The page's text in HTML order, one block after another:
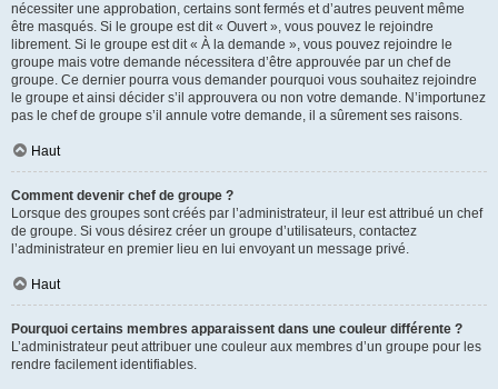
nécessiter une approbation, certains sont fermés et d’autres peuvent même
être masqués. Si le groupe est dit « Ouvert », vous pouvez le rejoindre
librement. Si le groupe est dit « À la demande », vous pouvez rejoindre le
groupe mais votre demande nécessitera d’être approuvée par un chef de
groupe. Ce dernier pourra vous demander pourquoi vous souhaitez rejoindre
le groupe et ainsi décider s’il approuvera ou non votre demande. N’importunez
pas le chef de groupe s’il annule votre demande, il a sûrement ses raisons.
Haut
Comment devenir chef de groupe ?
Lorsque des groupes sont créés par l’administrateur, il leur est attribué un chef
de groupe. Si vous désirez créer un groupe d’utilisateurs, contactez
l’administrateur en premier lieu en lui envoyant un message privé.
Haut
Pourquoi certains membres apparaissent dans une couleur différente ?
L’administrateur peut attribuer une couleur aux membres d’un groupe pour les
rendre facilement identifiables.